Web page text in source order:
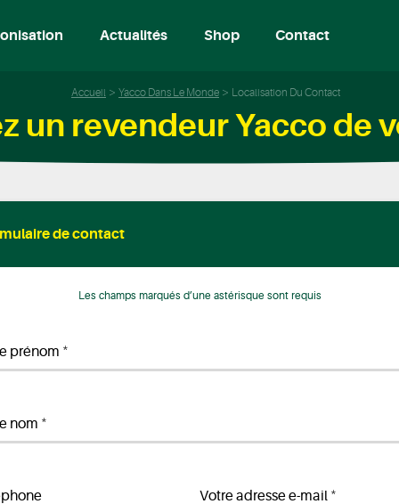
Actualités Shop Contact
Accueil Yacco Dans Le Monde Localisation Du Contact
un revendeur Yacco de
de contact
Les champs marqués d’une astérisque sont requis
prénom *
nom *
Votre adresse e-mail *